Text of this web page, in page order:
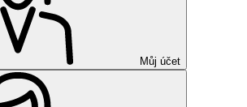
Můj účet